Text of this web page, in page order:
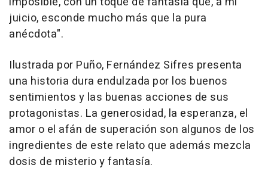
juicio, esconde mucho más que la pura
anécdota".
Ilustrada por Puño, Fernández Sifres presenta
una historia dura endulzada por los buenos
sentimientos y las buenas acciones de sus
protagonistas. La generosidad, la esperanza, el
amor o el afán de superación son algunos de los
ingredientes de este relato que además mezcla
dosis de misterio y fantasía.